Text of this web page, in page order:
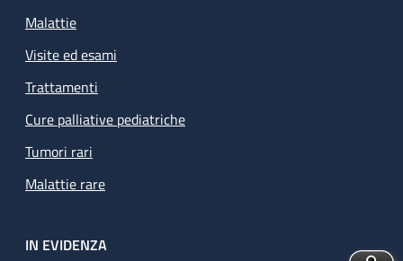
Malattie
Visite ed esami
Trattamenti
Cure palliative pediatriche
Tumori rari
Malattie rare
IN EVIDENZA